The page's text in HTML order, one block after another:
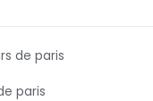
de paris
paris